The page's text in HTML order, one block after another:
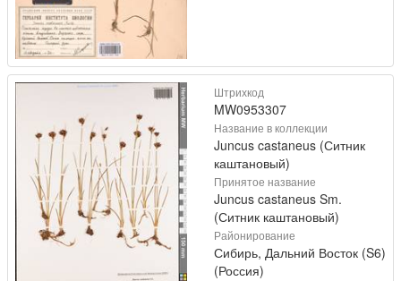
Штрихкод
MW0953307
Название в коллекции
Juncus castaneus (Ситник
каштановый)
Принятое название
Juncus castaneus Sm.
(Ситник каштановый)
Районирование
Сибирь, Дальний Восток (S6)
(Россия)